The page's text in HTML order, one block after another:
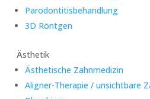
Parodontitisbehandlung
3D Röntgen
Ästhetik
Ästhetische Zahnmedizin
Aligner-Therapie / unsichtbare